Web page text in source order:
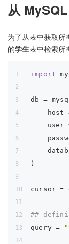
从
为了从表中获取所
的学生表中检索所
import
db =
host
user
)
cursor =
##
query =